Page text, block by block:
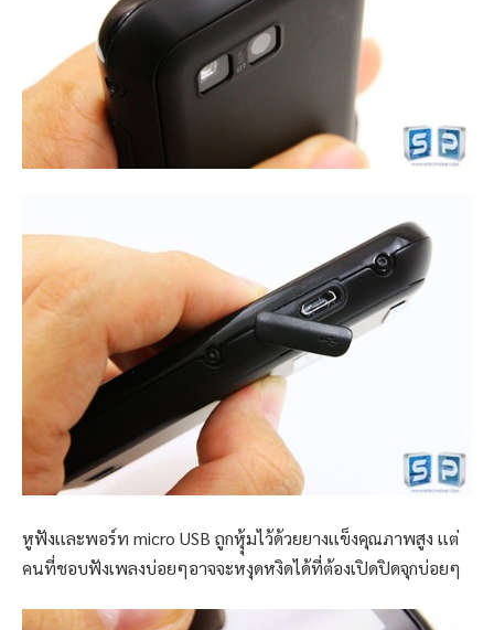
หูฟังเเละพอร์ท micro USB ถูกหุุ้มไว้ด้วยยางเเข็งคุณภาพสูง เเต่
คนที่ชอบฟังเพลงบ่อยๆอาจจะหงุดหงิดได้ที่ต้องเปิดปิดจุกบ่อยๆ